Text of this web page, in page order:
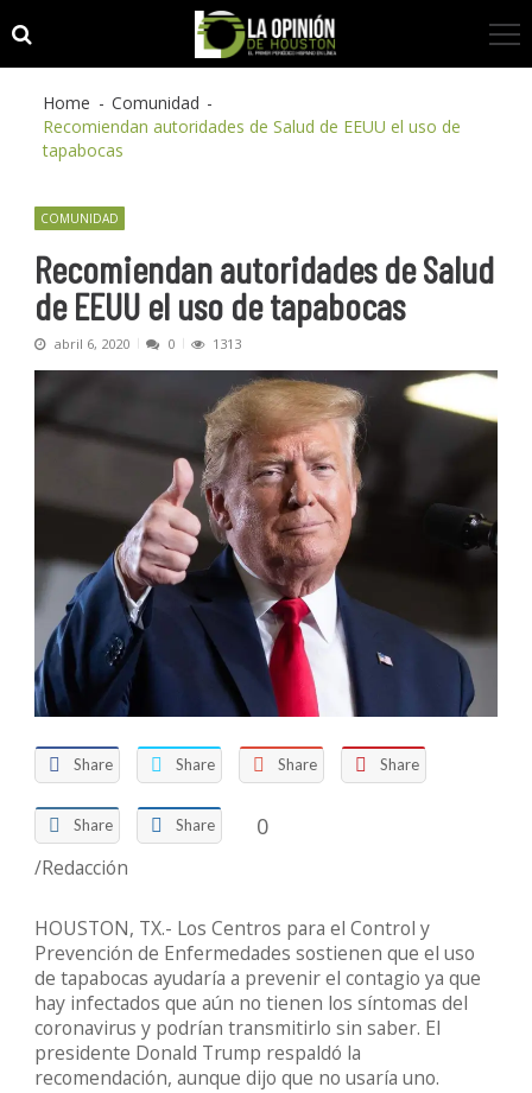
to
navigation
to
content
Home
Comunidad
Recomiendan autoridades de Salud de EEUU el uso de
tapabocas
COMUNIDAD
Recomiendan autoridades de Salud
de EEUU el uso de tapabocas
abril 6, 2020 0 1313
Share Share Share Share
Share Share 0
/Redacción
HOUSTON, TX.- Los Centros para el Control y
Prevención de Enfermedades sostienen que el uso
de tapabocas ayudaría a prevenir el contagio ya que
hay infectados que aún no tienen los síntomas del
coronavirus y podrían transmitirlo sin saber. El
presidente Donald Trump respaldó la
recomendación, aunque dijo que no usaría uno.